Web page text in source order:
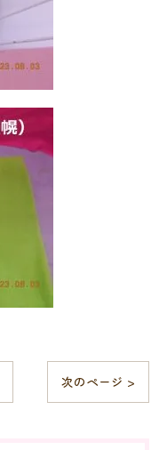
次のページ >